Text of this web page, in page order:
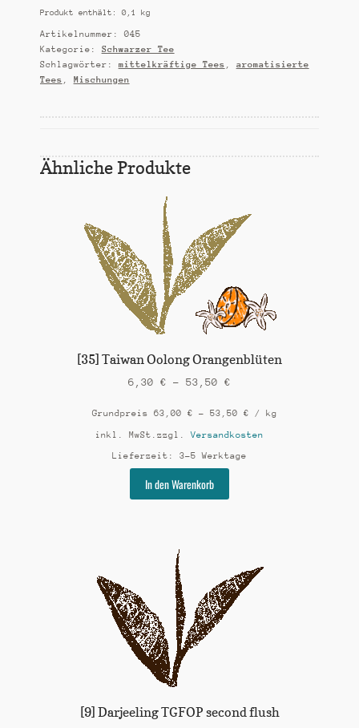
Produkt enthält: 0,1 kg
Artikelnummer: 045
Kategorie: Schwarzer Tee
Schlagwörter: mittelkräftige Tees , aromatisierte
Tees , Mischungen
Ähnliche Produkte
[35] Taiwan Oolong Orangenblüten
6,30 € – 53,50 €
Grundpreis 63,00 € – 53,50 € / kg
inkl. MwSt. zzgl.Versandkosten
Lieferzeit: 3-5 Werktage
In den Warenkorb
Die
Optionen
werden
[9] Darjeeling TGFOP second flush